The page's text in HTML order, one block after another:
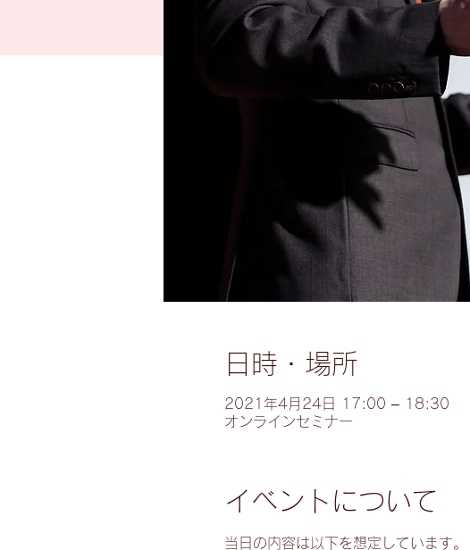
日時・場所
2021年4月24日 17:00 – 18:30
オンラインセミナー
イベントについて
当日の内容は以下を想定しています。